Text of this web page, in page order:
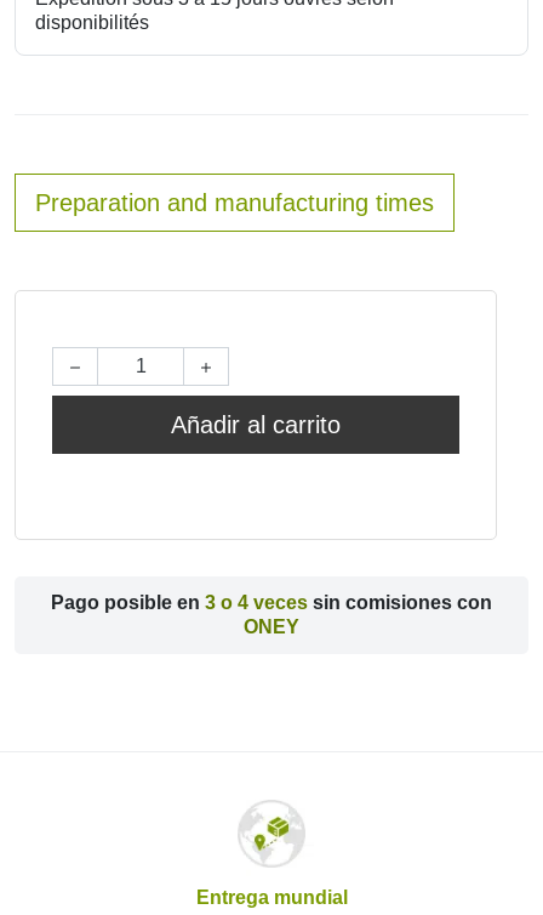
disponibilités
Preparation and manufacturing times
Añadir al carrito
Pago posible en 3 o 4 veces sin comisiones con
ONEY
Entrega mundial